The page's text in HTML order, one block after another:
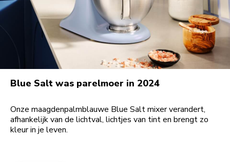
Blue Salt was parelmoer in 2024
Onze maagdenpalmblauwe Blue Salt mixer verandert,
afhankelijk van de lichtval, lichtjes van tint en brengt zo
kleur in je leven.